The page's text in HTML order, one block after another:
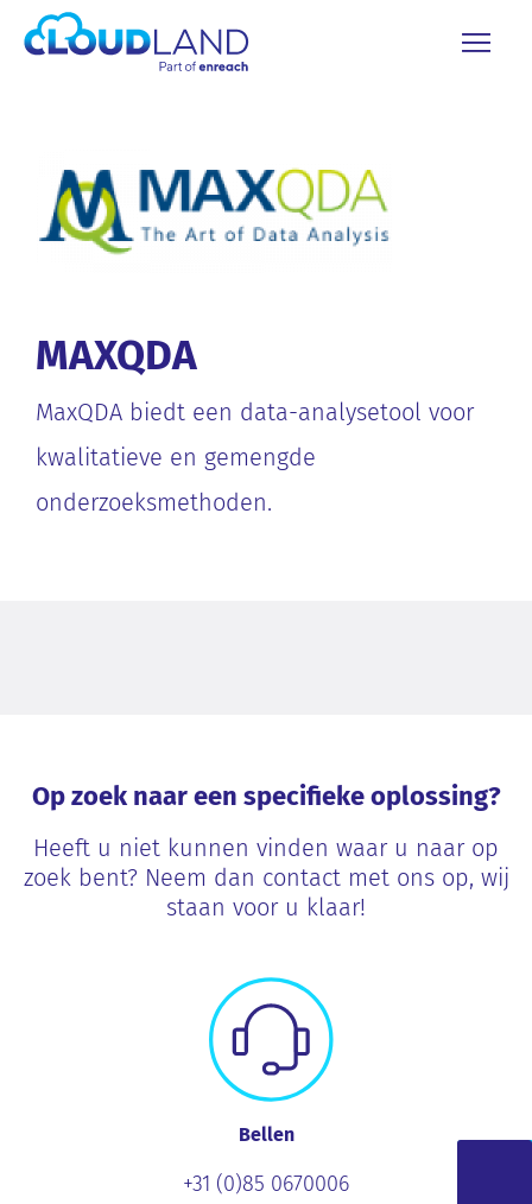
MAXQDA
MaxQDA biedt een data-analysetool voor
kwalitatieve en gemengde
onderzoeksmethoden.
Op zoek naar een specifieke oplossing?
Heeft u niet kunnen vinden waar u naar op
zoek bent? Neem dan contact met ons op, wij
staan voor u klaar!
Bellen
+31 (0)85 0670006